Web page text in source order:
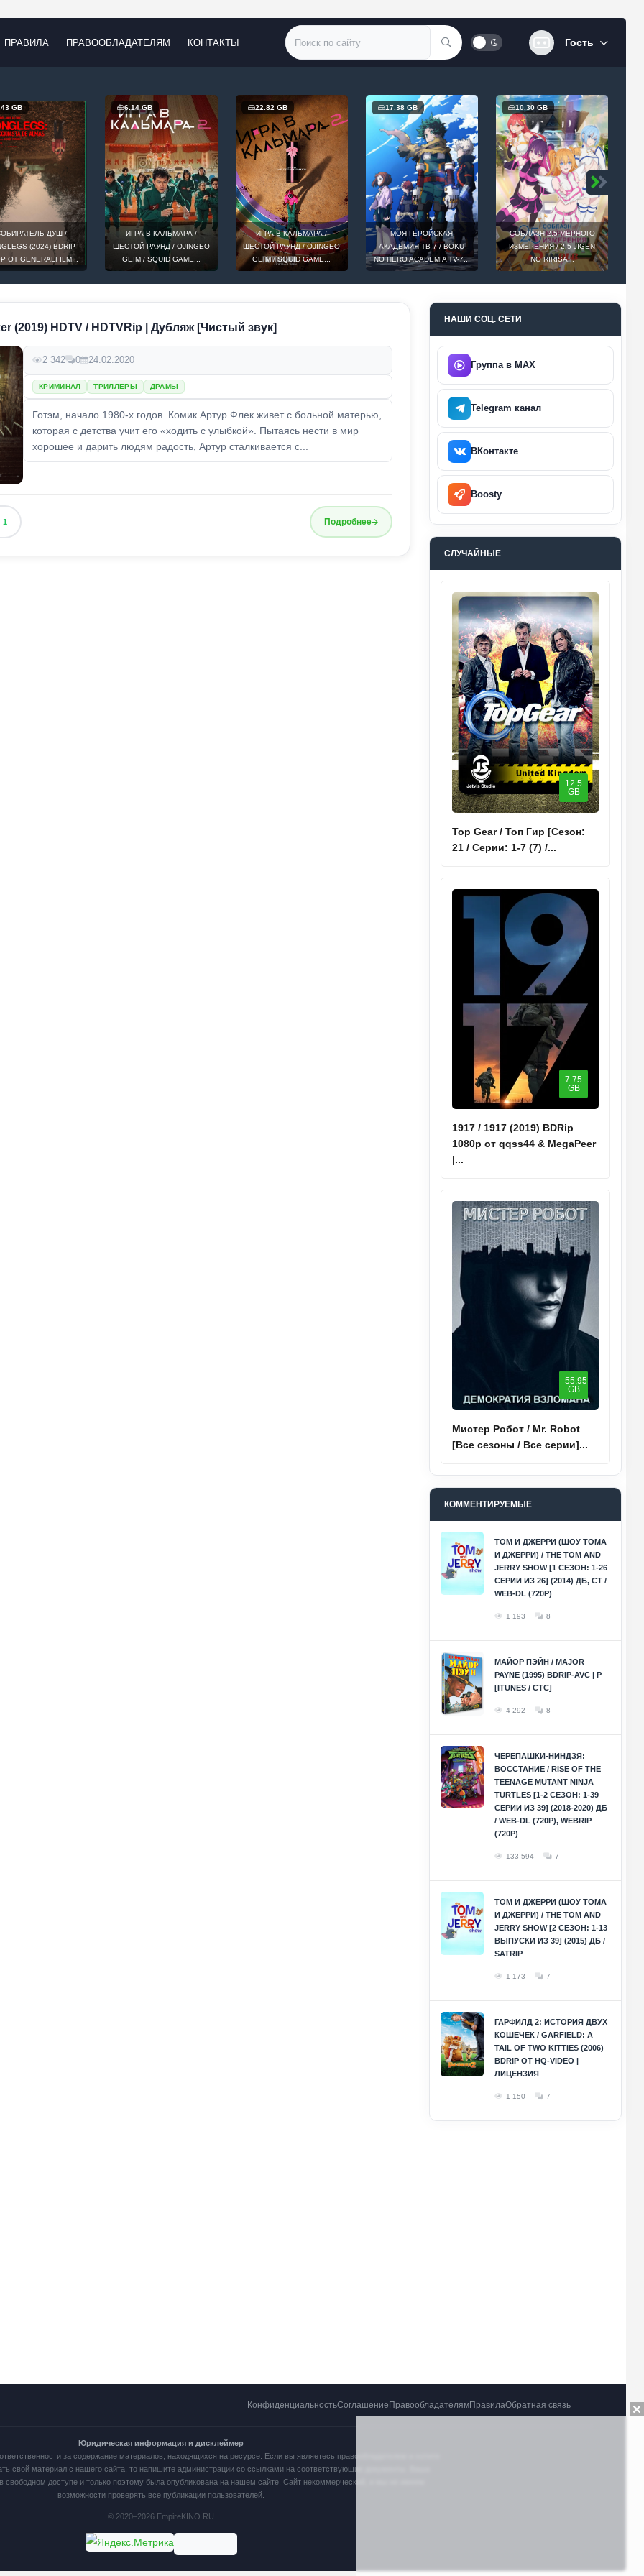
ПРАВИЛА ПРАВООБЛАДАТЕЛЯМ КОНТАКТЫ Гость
GB
ДУШ /
(2024) BDRIP
ОТ GENERALFILM...
6.14 GB
ИГРА В КАЛЬМАРА /
ШЕСТОЙ РАУНД / OJINGEO
GEIM / SQUID GAME...
22.82 GB
ИГРА В КАЛЬМАРА /
ШЕСТОЙ РАУНД / OJINGEO
GEIM / SQUID GAME...
17.38 GB
МОЯ ГЕРОЙСКАЯ
АКАДЕМИЯ ТВ-7 / BOKU
NO HERO ACADEMIA TV-7...
10.30 GB
СОБЛАЗН 2,5-МЕРНОГО
ИЗМЕРЕНИЯ / 2.5-JIGEN
NO RIRISA...
(2019) HDTV / HDTVRip | Дубляж [Чистый звук]
2 342 0 24.02.2020
КРИМИНАЛ ТРИЛЛЕРЫ ДРАМЫ
Готэм, начало 1980-х годов. Комик Артур Флек живет с больной матерью,
которая с детства учит его «ходить с улыбкой». Пытаясь нести в мир
хорошее и дарить людям радость, Артур сталкивается с...
1 Подробнее
НАШИ СОЦ. СЕТИ
Группа в MAX
Telegram канал
ВКонтакте
Boosty
СЛУЧАЙНЫЕ
12.5
GB
Top Gear / Топ Гир [Сезон:
21 / Серии: 1-7 (7) /...
7.75
GB
1917 / 1917 (2019) BDRip
1080p от qqss44 & MegaPeer
|...
55,95
GB
Мистер Робот / Mr. Robot
[Все сезоны / Все серии]...
КОММЕНТИРУЕМЫЕ
ТОМ И ДЖЕРРИ (ШОУ ТОМА
И ДЖЕРРИ) / THE TOM AND
JERRY SHOW [1 СЕЗОН: 1-26
СЕРИИ ИЗ 26] (2014) ДБ, СТ /
WEB-DL (720P)
1 193 8
МАЙОР ПЭЙН / MAJOR
PAYNE (1995) BDRIP-AVC | P
[ITUNES / СТС]
4 292 8
ЧЕРЕПАШКИ-НИНДЗЯ:
ВОССТАНИЕ / RISE OF THE
TEENAGE MUTANT NINJA
TURTLES [1-2 СЕЗОН: 1-39
СЕРИИ ИЗ 39] (2018-2020) ДБ
/ WEB-DL (720P), WEBRIP
(720P)
133 594 7
ТОМ И ДЖЕРРИ (ШОУ ТОМА
И ДЖЕРРИ) / THE TOM AND
JERRY SHOW [2 СЕЗОН: 1-13
ВЫПУСКИ ИЗ 39] (2015) ДБ /
SATRIP
1 173 7
ГАРФИЛД 2: ИСТОРИЯ ДВУХ
КОШЕЧЕК / GARFIELD: A
TAIL OF TWO KITTIES (2006)
BDRIP ОТ HQ-VIDEO |
ЛИЦЕНЗИЯ
1 150 7
КонфиденциальностьСоглашение ПравообладателямПравилаОбратная связь
Юридическая информация и дисклеймер
за содержание материалов, находящихся на ресурсе. Если вы являетесь правообладателем и хотите
свой материал с нашего сайта, то напишите администрации со ссылками на соответствующие документы. Ваша
свободном доступе и только поэтому была опубликована на нашем сайте. Сайт некоммерческий, и мы не имеем
возможности проверять все публикации пользователей.
© 2020–2026 EmpireKINO.RU